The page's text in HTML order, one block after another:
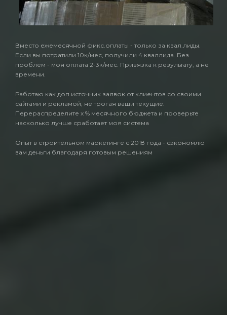
Вместо ежемесячной фикс.оплаты - только за квал.лиды.
Если вы потратили 10к/мес, получили 4 кваллида. Без
проблем - моя оплата 2-3к/мес. Привязка к результату, а не
времени.
Работаю как доп.источник заявок от клиентов со своими
сайтами и рекламой, не трогая ваши текущие.
Перераспределите х % месячного бюджета и проверьте
насколько лучше сработает моя система
Опыт в строительном маркетинге с 2018 года - сэкономлю
вам деньги благодаря готовым решениям